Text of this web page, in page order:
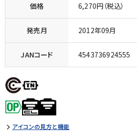
価格 6,270円（税込）
発売月 2012年09月
JANコード 4543736924555
アイコンの見方と機能